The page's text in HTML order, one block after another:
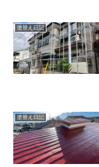
塗替え日記
塗替え日記